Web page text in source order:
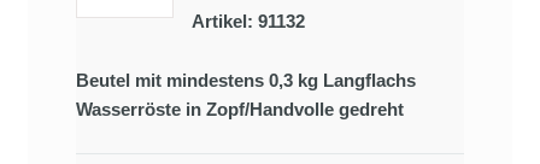
Artikel: 91132
Beutel mit mindestens 0,3 kg Langflachs
Wasserröste in Zopf/Handvolle gedreht